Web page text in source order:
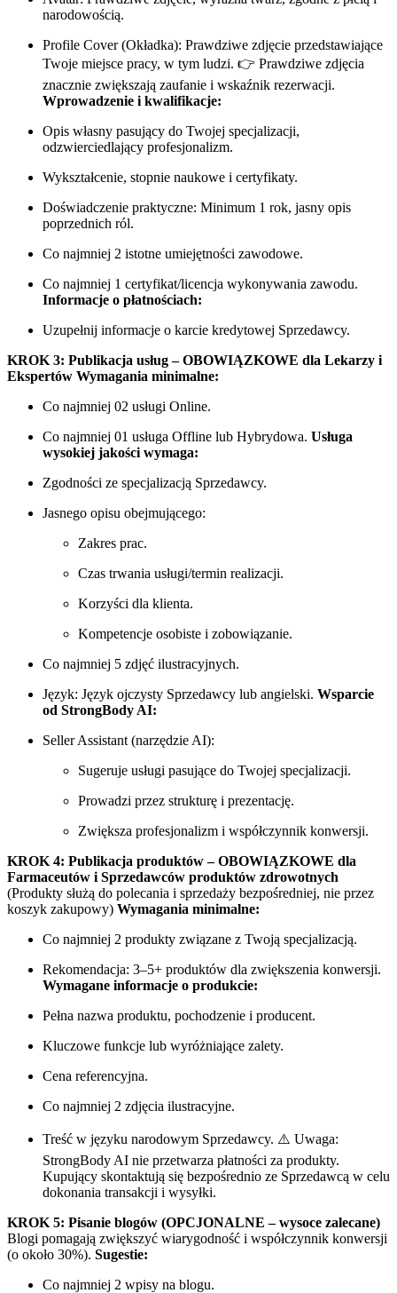
narodowością.
Profile Cover (Okładka): Prawdziwe zdjęcie przedstawiające
Twoje miejsce pracy, w tym ludzi. 👉 Prawdziwe zdjęcia
znacznie zwiększają zaufanie i wskaźnik rezerwacji.
Wprowadzenie i kwalifikacje:
Opis własny pasujący do Twojej specjalizacji,
odzwierciedlający profesjonalizm.
Wykształcenie, stopnie naukowe i certyfikaty.
Doświadczenie praktyczne: Minimum 1 rok, jasny opis
poprzednich ról.
Co najmniej 2 istotne umiejętności zawodowe.
Co najmniej 1 certyfikat/licencja wykonywania zawodu.
Informacje o płatnościach:
Uzupełnij informacje o karcie kredytowej Sprzedawcy.
KROK 3: Publikacja usług – OBOWIĄZKOWE dla Lekarzy i
Ekspertów Wymagania minimalne:
Co najmniej 02 usługi Online.
Co najmniej 01 usługa Offline lub Hybrydowa. Usługa
wysokiej jakości wymaga:
Zgodności ze specjalizacją Sprzedawcy.
Jasnego opisu obejmującego:
Zakres prac.
Czas trwania usługi/termin realizacji.
Korzyści dla klienta.
Kompetencje osobiste i zobowiązanie.
Co najmniej 5 zdjęć ilustracyjnych.
Język: Język ojczysty Sprzedawcy lub angielski. Wsparcie
od StrongBody AI:
Seller Assistant (narzędzie AI):
Sugeruje usługi pasujące do Twojej specjalizacji.
Prowadzi przez strukturę i prezentację.
Zwiększa profesjonalizm i współczynnik konwersji.
KROK 4: Publikacja produktów – OBOWIĄZKOWE dla
Farmaceutów i Sprzedawców produktów zdrowotnych
(Produkty służą do polecania i sprzedaży bezpośredniej, nie przez
koszyk zakupowy) Wymagania minimalne:
Co najmniej 2 produkty związane z Twoją specjalizacją.
Rekomendacja: 3–5+ produktów dla zwiększenia konwersji.
Wymagane informacje o produkcie:
Pełna nazwa produktu, pochodzenie i producent.
Kluczowe funkcje lub wyróżniające zalety.
Cena referencyjna.
Co najmniej 2 zdjęcia ilustracyjne.
Treść w języku narodowym Sprzedawcy. ⚠️ Uwaga:
StrongBody AI nie przetwarza płatności za produkty.
Kupujący skontaktują się bezpośrednio ze Sprzedawcą w celu
dokonania transakcji i wysyłki.
KROK 5: Pisanie blogów (OPCJONALNE – wysoce zalecane)
Blogi pomagają zwiększyć wiarygodność i współczynnik konwersji
(o około 30%). Sugestie:
Co najmniej 2 wpisy na blogu.